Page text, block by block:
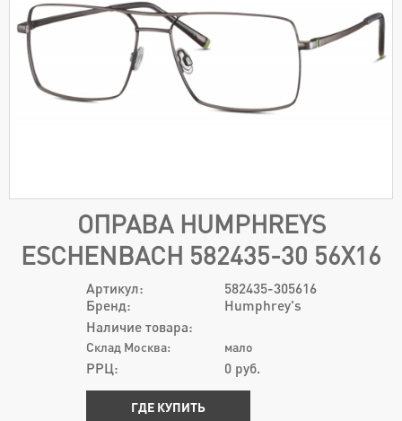
ОПРАВА HUMPHREYS
ESCHENBACH 582435-30 56Х16
Артикул:
582435-305616
Бренд:
Humphrey's
Наличие товара:
Склад Москва: мало
РРЦ: 0 руб.
ГДЕ КУПИТЬ